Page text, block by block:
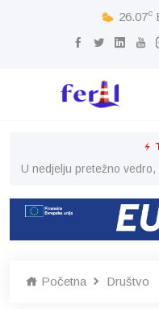
26.07c
U nedjelju pretežno
Početna Društvo